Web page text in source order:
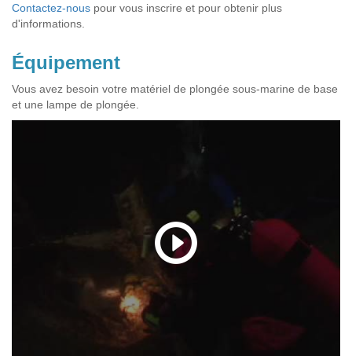
Contactez-nous pour vous inscrire et pour obtenir plus
d'informations.
Équipement
Vous avez besoin votre matériel de plongée sous-marine de base
et une lampe de plongée.